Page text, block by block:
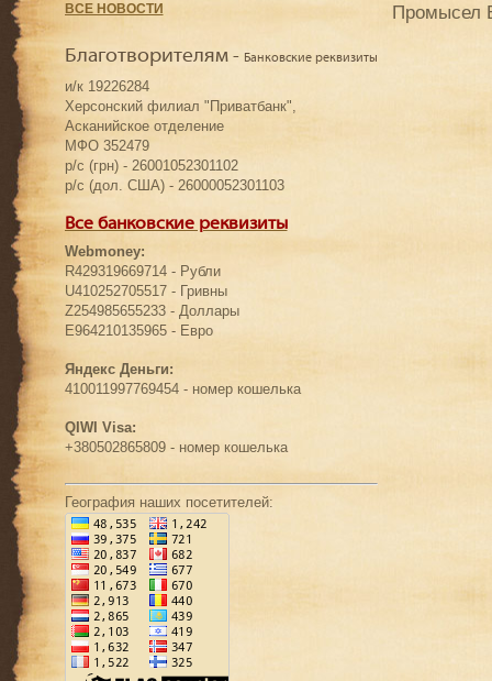
Промысел
ВСЕ НОВОСТИ
Благотворителям - Банковские реквизиты
и/к 19226284
Херсонский филиал "Приватбанк",
Асканийское отделение
МФО 352479
р/с (грн) - 26001052301102
р/с (дол. США) - 26000052301103
Все банковские реквизиты
Webmoney:
R429319669714 - Рубли
U410252705517 - Гривны
Z254985655233 - Доллары
E964210135965 - Евро
Яндекс Деньги:
410011997769454 - номер кошелька
QIWI Visa:
+380502865809 - номер кошелька
География наших посетителей: